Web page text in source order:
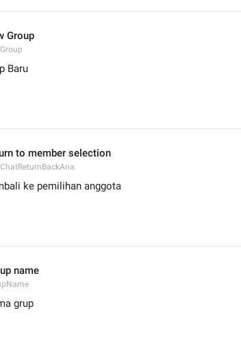
Group
Baru
to member selection
ke pemilihan anggota
name
grup